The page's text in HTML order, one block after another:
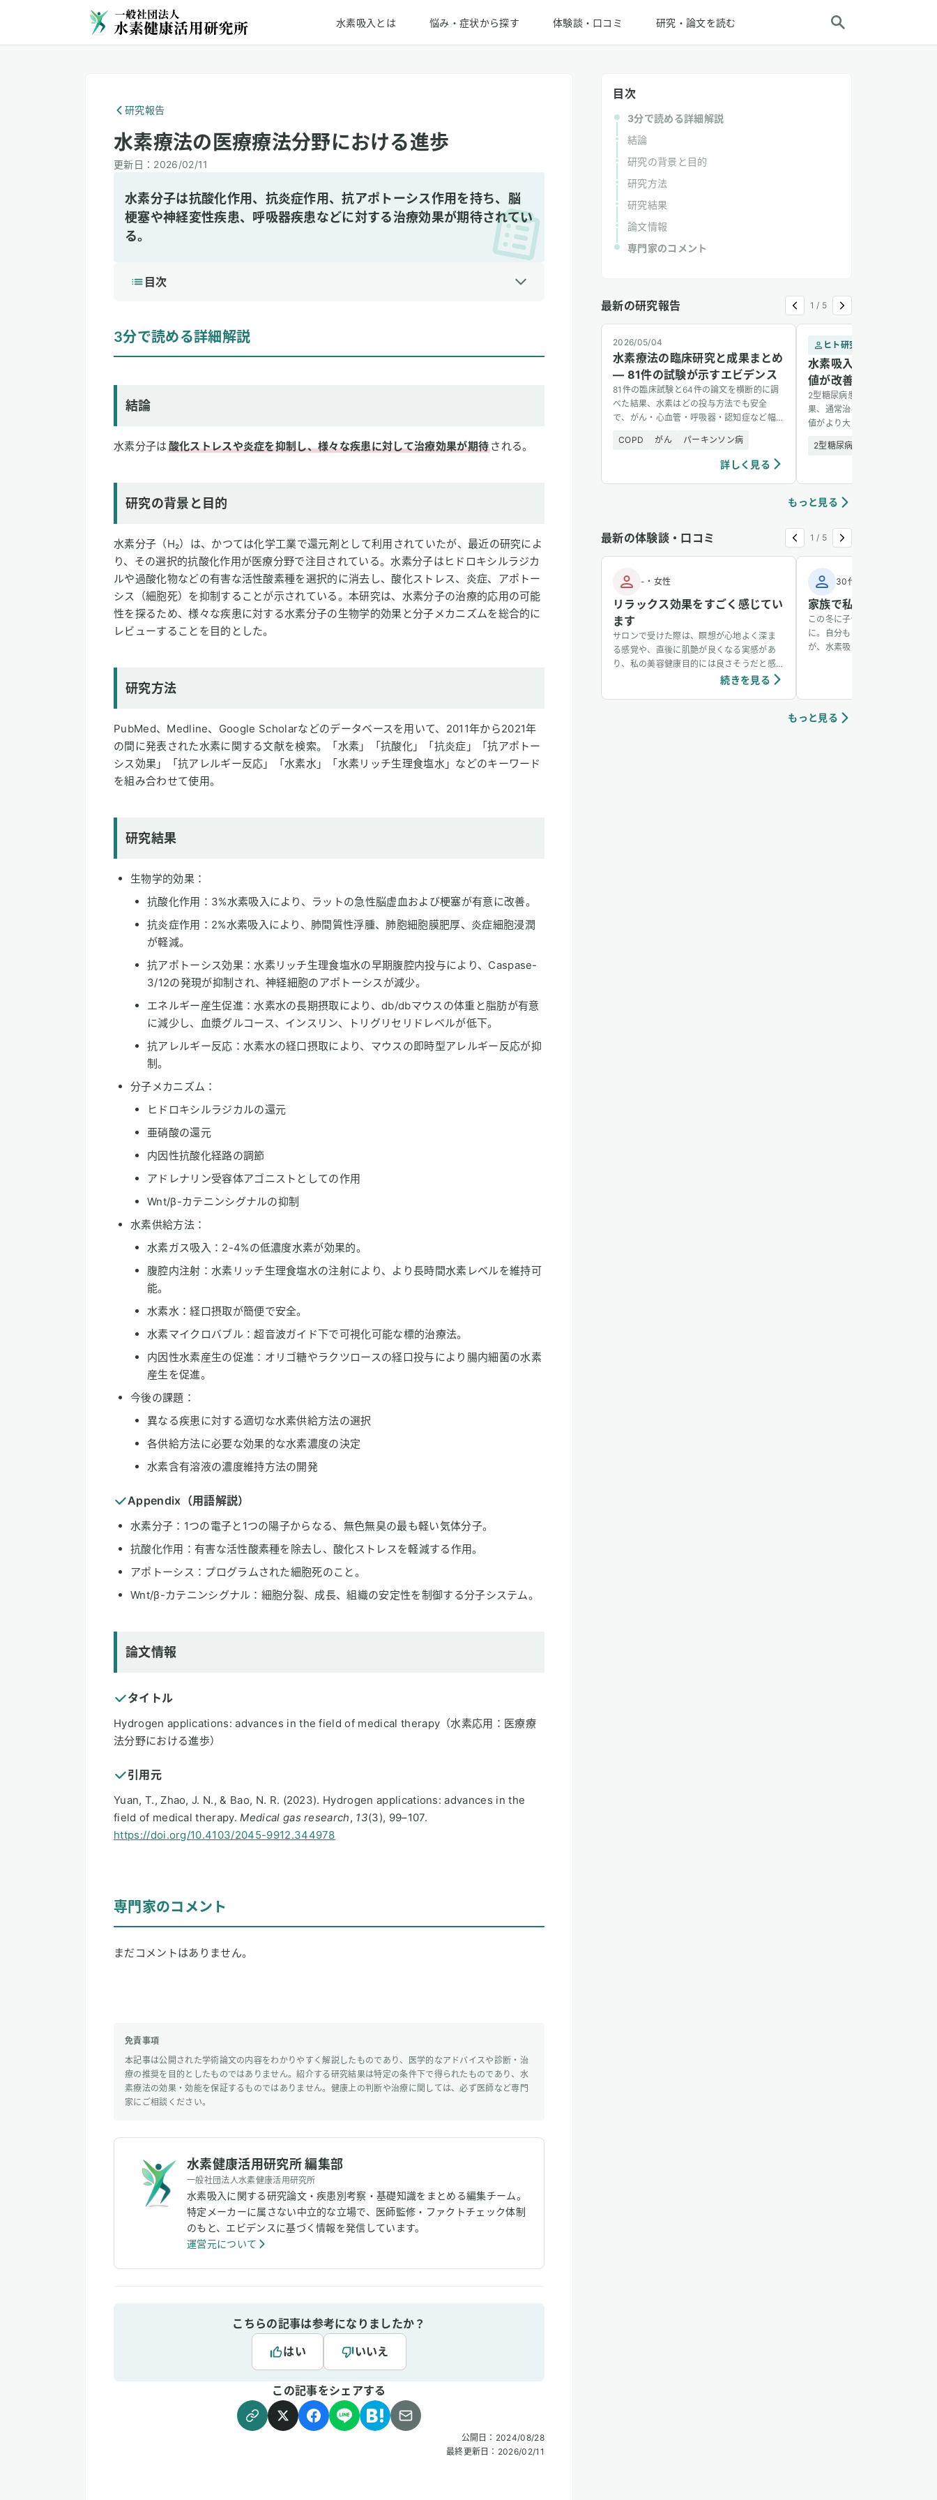
水素吸入とは 悩み・症状から探す 体験談・口コミ 研究・論文を読む
研究報告
水素療法の医療療法分野における進歩
更新日： 2026/02/11
水素分子は抗酸化作用、抗炎症作用、抗アポトーシス作用を持ち、脳
梗塞や神経変性疾患、呼吸器疾患などに対する治療効果が期待されてい
る。
目次
結論
研究の背景と目的
2 専門家のコメント
3分で読める詳細解説
結論
水素分子は酸化ストレスや炎症を抑制し、様々な疾患に対して治療効果が期待される。
研究の背景と目的
水素分子（H₂）は、かつては化学工業で還元剤として利用されていたが、最近の研究によ
り、その選択的抗酸化作用が医療分野で注目されている。水素分子はヒドロキシルラジカ
ルや過酸化物などの有害な活性酸素種を選択的に消去し、酸化ストレス、炎症、アポトー
シス（細胞死）を抑制することが示されている。本研究は、水素分子の治療的応用の可能
性を探るため、様々な疾患に対する水素分子の生物学的効果と分子メカニズムを総合的に
レビューすることを目的とした。
研究方法
PubMed、Medline、Google Scholarなどのデータベースを用いて、2011年から2021年
の間に発表された水素に関する文献を検索。「水素」「抗酸化」「抗炎症」「抗アポトー
シス効果」「抗アレルギー反応」「水素水」「水素リッチ生理食塩水」などのキーワード
を組み合わせて使用。
研究結果
生物学的効果：
抗酸化作用：3%水素吸入により、ラットの急性脳虚血および梗塞が有意に改善。
抗炎症作用：2%水素吸入により、肺間質性浮腫、肺胞細胞膜肥厚、炎症細胞浸潤
が軽減。
抗アポトーシス効果：水素リッチ生理食塩水の早期腹腔内投与により、Caspase-
3/12の発現が抑制され、神経細胞のアポトーシスが減少。
エネルギー産生促進：水素水の長期摂取により、db/dbマウスの体重と脂肪が有意
に減少し、血漿グルコース、インスリン、トリグリセリドレベルが低下。
抗アレルギー反応：水素水の経口摂取により、マウスの即時型アレルギー反応が抑
制。
分子メカニズム：
ヒドロキシルラジカルの還元
亜硝酸の還元
内因性抗酸化経路の調節
アドレナリン受容体アゴニストとしての作用
Wnt/β-カテニンシグナルの抑制
水素供給方法：
水素ガス吸入：2-4%の低濃度水素が効果的。
腹腔内注射：水素リッチ生理食塩水の注射により、より長時間水素レベルを維持可
能。
水素水：経口摂取が簡便で安全。
水素マイクロバブル：超音波ガイド下で可視化可能な標的治療法。
内因性水素産生の促進：オリゴ糖やラクツロースの経口投与により腸内細菌の水素
産生を促進。
今後の課題：
異なる疾患に対する適切な水素供給方法の選択
各供給方法に必要な効果的な水素濃度の決定
水素含有溶液の濃度維持方法の開発
Appendix（用語解説）
水素分子：1つの電子と1つの陽子からなる、無色無臭の最も軽い気体分子。
抗酸化作用：有害な活性酸素種を除去し、酸化ストレスを軽減する作用。
アポトーシス：プログラムされた細胞死のこと。
Wnt/β-カテニンシグナル：細胞分裂、成長、組織の安定性を制御する分子システム。
論文情報
タイトル
Hydrogen applications: advances in the field of medical therapy（水素応用：医療療
法分野における進歩）
引用元
Yuan, T., Zhao, J. N., & Bao, N. R. (2023). Hydrogen applications: advances in the
field of medical therapy.Medical gas research, 13(3), 99–107.
https://doi.org/10.4103/2045-9912.344978
専門家のコメント
まだコメントはありません。
免責事項
本記事は公開された学術論文の内容をわかりやすく解説したものであり、医学的なアドバイスや診断・治
療の推奨を目的としたものではありません。紹介する研究結果は特定の条件下で得られたものであり、水
素療法の効果・効能を保証するものではありません。健康上の判断や治療に関しては、必ず医師など専門
家にご相談ください。
水素健康活用研究所 編集部
一般社団法人水素健康活用研究所
水素吸入に関する研究論文・疾患別考察・基礎知識をまとめる編集チーム。
特定メーカーに属さない中立的な立場で、医師監修・ファクトチェック体制
のもと、エビデンスに基づく情報を発信しています。
運営元について
こちらの記事は参考になりましたか？
はい
いいえ
この記事をシェアする
公開日： 2024/08/28
最終更新日： 2026/02/11
目次
3分で読める詳細解説
結論
研究の背景と目的
研究方法
研究結果
論文情報
専門家のコメント
最新の研究報告 1 / 5
2026/05/04
水素療法の臨床研究と成果まとめ
— 81件の試験が示すエビデンス
81件の臨床試験と64件の論文を横断的に調
べた結果、水素はどの投与方法でも安全
で、がん・心血管・呼吸器・認知症など幅
COPD
がん パーキンソン病
詳しく見る
ヒト研究
水素吸入で2型糖尿病患
値が改善 — 1,088名の
2型糖尿病患者1,088名を6か月追
果、通常治療に水素吸入を加え
値がより大きく改善し、副作用
2型糖尿病
もっと見る
最新の体験談・口コミ 1 / 5
- ・ 女性
リラックス効果をすごく感じてい
ます
サロンで受けた際は、瞑想が心地よく深ま
る感覚や、直後に肌艶が良くなる実感があ
り、私の美容健康目的には良さそうだと感
じています。個人の感想ではありますが、吸
続きを見る
30代
家族で私だけ風邪をひか
この冬に子供が風邪をひき、そ
に。自分もかかるかなと思って
が、水素吸入をしているおかげ
もっと見る